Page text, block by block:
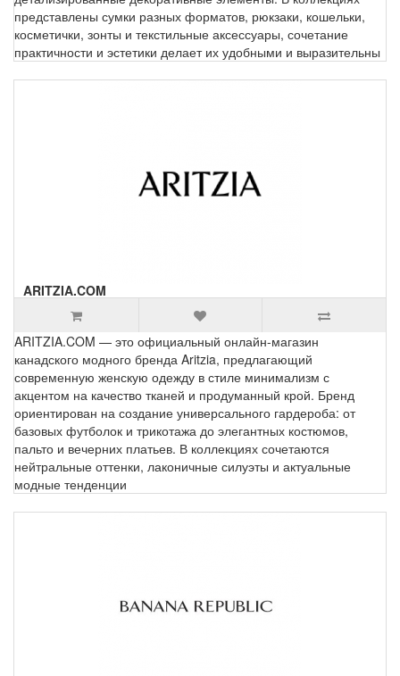
представлены сумки разных форматов, рюкзаки, кошельки,
косметички, зонты и текстильные аксессуары, сочетание
практичности и эстетики делает их удобными и выразительны
ARITZIA.COM
ARITZIA.COM — это официальный онлайн-магазин
канадского модного бренда Aritzia, предлагающий
современную женскую одежду в стиле минимализм с
акцентом на качество тканей и продуманный крой. Бренд
ориентирован на создание универсального гардероба: от
базовых футболок и трикотажа до элегантных костюмов,
пальто и вечерних платьев. В коллекциях сочетаются
нейтральные оттенки, лаконичные силуэты и актуальные
модные тенденции